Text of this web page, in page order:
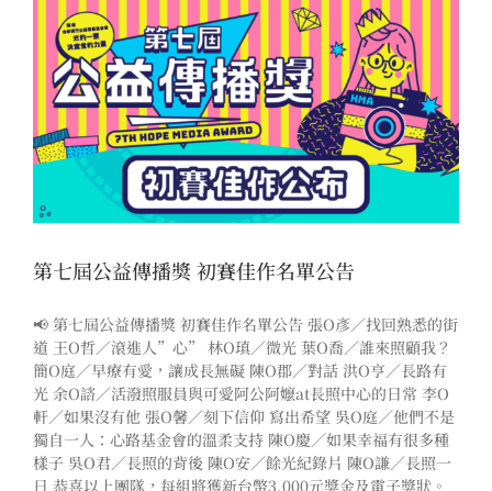
第七屆公益傳播獎 初賽佳作名單公告
📢 第七屆公益傳播獎 初賽佳作名單公告 張O彥／找回熟悉的街
道 王O哲／滾進人”心” 林O瑱／微光 葉O喬／誰來照顧我？
簡O庭／早療有愛，讓成長無礙 陳O郡／對話 洪O亨／長路有
光 余O諮／活潑照服員與可愛阿公阿嬤at長照中心的日常 李O
軒／如果沒有他 張O馨／刻下信仰 寫出希望 吳O庭／他們不是
獨自一人：心路基金會的溫柔支持 陳O慶／如果幸福有很多種
樣子 吳O君／長照的背後 陳O安／餘光紀錄片 陳O謙／長照一
日 恭喜以上團隊，每組將獲新台幣3,000元獎金及電子獎狀。